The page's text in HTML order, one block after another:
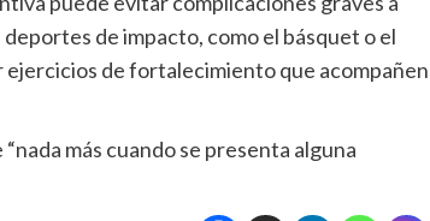
de impacto, como el básquet o el
ejercicios de fortalecimiento que acompañen
más cuando se presenta alguna